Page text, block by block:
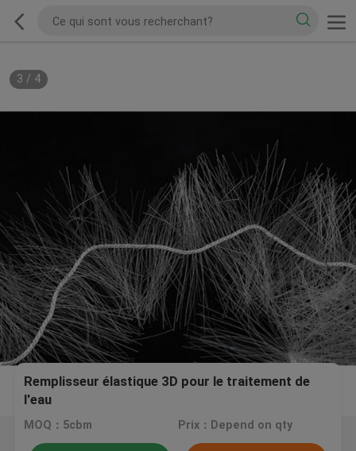
3 / 4
Remplisseur élastique 3D pour le traitement de
l'eau
MOQ：5cbm Prix：Depend on qty